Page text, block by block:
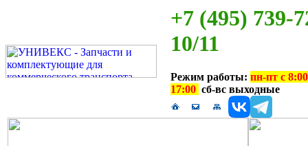
+7 (495) 739-
10/11
Режим работы: пн-пт с
17:00 сб-вс выходные